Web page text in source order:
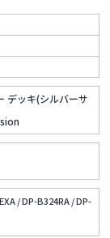
デッキ(シルバーサ
/DP-B324RA /DP-